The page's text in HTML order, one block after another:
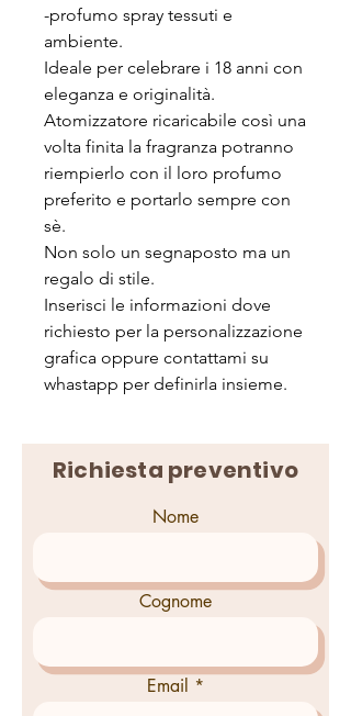
-profumo spray tessuti e
ambiente.
Ideale per celebrare i 18 anni con
eleganza e originalità.
Atomizzatore ricaricabile così una
volta finita la fragranza potranno
riempierlo con il loro profumo
preferito e portarlo sempre con
sè.
Non solo un segnaposto ma un
regalo di stile.
Inserisci le informazioni dove
richiesto per la personalizzazione
grafica oppure contattami su
whastapp per definirla insieme.
Richiesta preventivo
Nome
Cognome
Email